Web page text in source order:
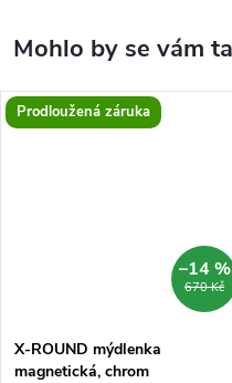
Prodloužená záruka
670 Kč
–14 %
X-ROUND mýdlenka
magnetická, chrom